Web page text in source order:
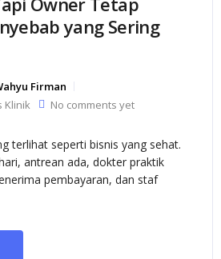
yang Sering
Firman
Klinik No comments yet
terlihat seperti bisnis yang sehat.
antrean ada, dokter praktik
pembayaran, dan staf